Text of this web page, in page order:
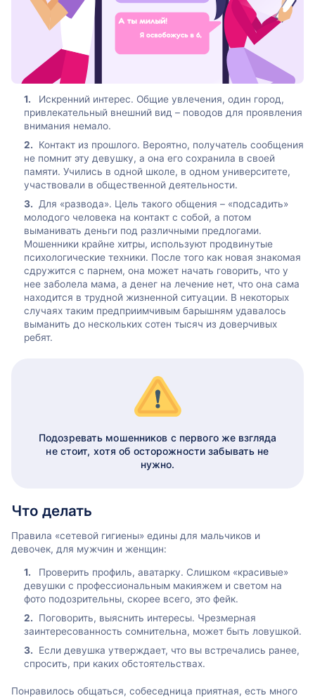
Искренний интерес. Общие увлечения, один город,
привлекательный внешний вид – поводов для проявления
внимания немало.
Контакт из прошлого. Вероятно, получатель сообщения
не помнит эту девушку, а она его сохранила в своей
памяти. Учились в одной школе, в одном университете,
участвовали в общественной деятельности.
Для «развода». Цель такого общения – «подсадить»
молодого человека на контакт с собой, а потом
выманивать деньги под различными предлогами.
Мошенники крайне хитры, используют продвинутые
психологические техники. После того как новая знакомая
сдружится с парнем, она может начать говорить, что у
нее заболела мама, а денег на лечение нет, что она сама
находится в трудной жизненной ситуации. В некоторых
случаях таким предприимчивым барышням удавалось
выманить до нескольких сотен тысяч из доверчивых
ребят.
Подозревать мошенников с первого же взгляда
не стоит, хотя об осторожности забывать не
нужно.
Что делать
Правила «сетевой гигиены» едины для мальчиков и
девочек, для мужчин и женщин:
Проверить профиль, аватарку. Слишком «красивые»
девушки с профессиональным макияжем и светом на
фото подозрительны, скорее всего, это фейк.
Поговорить, выяснить интересы. Чрезмерная
заинтересованность сомнительна, может быть ловушкой.
Если девушка утверждает, что вы встречались ранее,
спросить, при каких обстоятельствах.
Понравилось общаться, собеседница приятная, есть много